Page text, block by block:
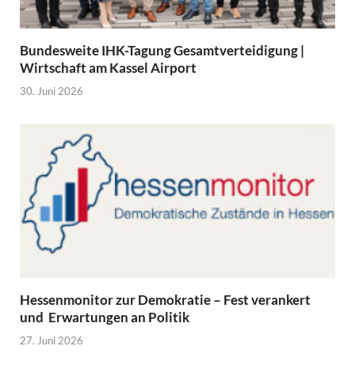
Bundesweite IHK-Tagung Gesamtverteidigung |
Wirtschaft am Kassel Airport
30. Juni 2026
Hessenmonitor zur Demokratie – Fest verankert
und Erwartungen an Politik
27. Juni 2026